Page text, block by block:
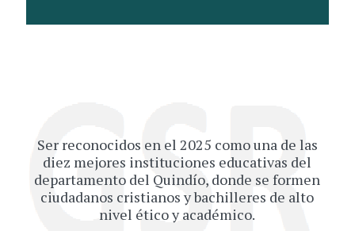
Ser reconocidos en el 2025 como una de las
diez mejores instituciones educativas del
departamento del Quindío, donde se formen
ciudadanos cristianos y bachilleres de alto
nivel ético y académico.